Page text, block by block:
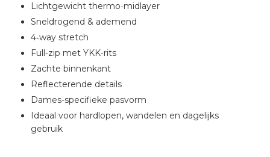
Lichtgewicht thermo‑midlayer
Sneldrogend & ademend
4‑way stretch
Full‑zip met YKK‑rits
Zachte binnenkant
Reflecterende details
Dames-specifieke pasvorm
Ideaal voor hardlopen, wandelen en dagelijks
gebruik